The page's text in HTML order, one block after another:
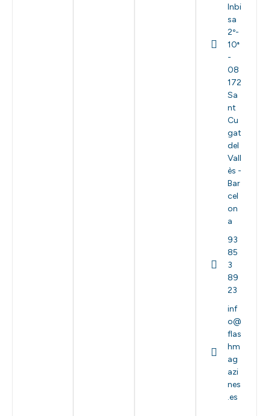
Inbi
sa
2º-
10ª
-
08
172
Sa
nt
Cu
gat
del
Vall
ès -
Bar
cel
on
a
93
85
3
89
23
inf
o@
flas
hm
ag
azi
nes
.es